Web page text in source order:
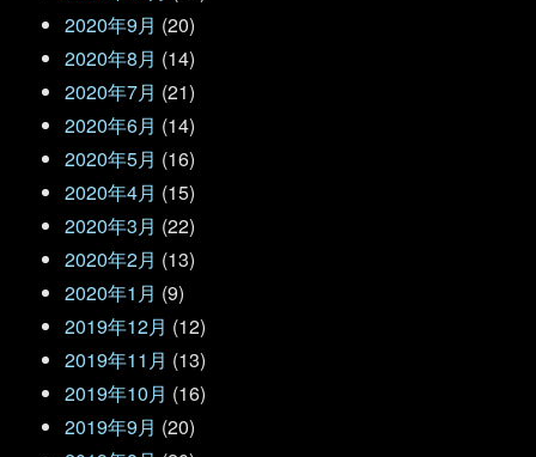
2020年9月 (20)
2020年8月 (14)
2020年7月 (21)
2020年6月 (14)
2020年5月 (16)
2020年4月 (15)
2020年3月 (22)
2020年2月 (13)
2020年1月 (9)
2019年12月 (12)
2019年11月 (13)
2019年10月 (16)
2019年9月 (20)